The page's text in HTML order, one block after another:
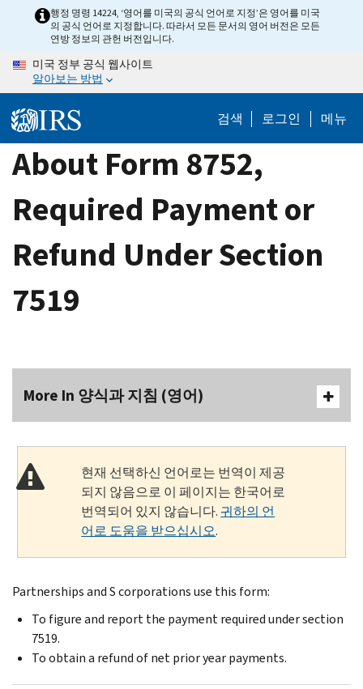
content
행정 명령 14224, ‘영어를 미국의 공식 언어로 지정’은 영어를 미국
의 공식 언어로 지정합니다. 따라서 모든 문서의 영어 버전은 모든
연방 정보의 관헌 버전입니다.
미국 정부 공식 웹사이트
알아보는 방법
검색 로그인 메뉴
About Form 8752,
Required Payment or
Refund Under Section
7519
More In 양식과 지침 (영어)
현재 선택하신 언어로는 번역이 제공
되지 않음으로 이 페이지는 한국어로
번역되어 있지 않습니다. 귀하의 언
어로 도움을 받으십시오.
Partnerships and S corporations use this form:
To figure and report the payment required under section
7519.
To obtain a refund of net prior year payments.